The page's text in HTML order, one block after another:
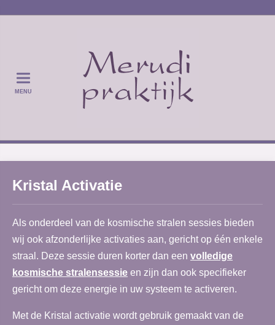
MENU
Kristal Activatie
Als onderdeel van de kosmische stralen sessies bieden
wij ook afzonderlijke activaties aan, gericht op één enkele
straal. Deze sessie duren korter dan een volledige
kosmische stralensessie en zijn dan ook specifieker
gericht om deze energie in uw systeem te activeren.
Met de Kristal activatie wordt gebruik gemaakt van de